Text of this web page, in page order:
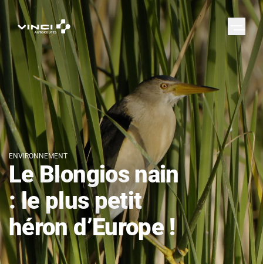
ENVIRONNEMENT
Le Blongios nain
: le plus petit
héron d’Europe !